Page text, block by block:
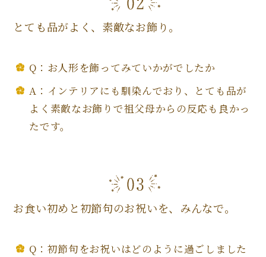
とても品がよく、素敵なお飾り。
Q：お人形を飾ってみていかがでしたか
A：インテリアにも馴染んでおり、とても品が
よく素敵なお飾りで祖父母からの反応も良かっ
たです。
お食い初めと初節句のお祝いを、みんなで。
Q：初節句をお祝いはどのように過ごしました